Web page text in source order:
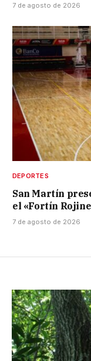
7 de agosto de 2026
DEPORTES
San Martín
el «Fortín
7 de agosto de 2026